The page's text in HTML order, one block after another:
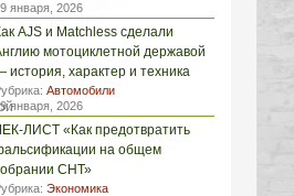
января, 2026
AJS и Matchless сделали
мотоциклетной державой
история, характер и техника
Автомобили
января, 2026
ЛИСТ «Как предотвратить
на общем
СНТ»
Экономика